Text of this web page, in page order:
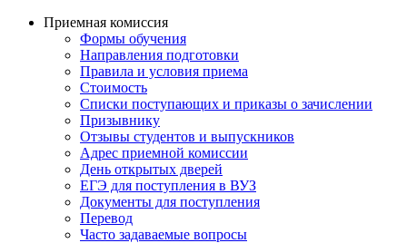
Приемная комиссия
Формы обучения
Направления подготовки
Правила и условия приема
Стоимость
Списки поступающих и приказы о зачислении
Призывнику
Отзывы студентов и выпускников
Адрес приемной комиссии
День открытых дверей
ЕГЭ для поступления в ВУЗ
Документы для поступления
Перевод
Часто задаваемые вопросы